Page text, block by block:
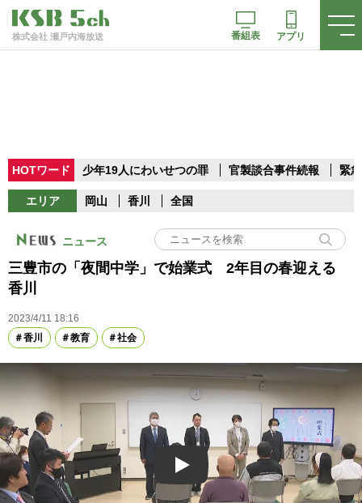
株式会社 瀬戸内海放送 番組表 アプリ
HOTワード 少年19人にわいせつの罪 官製談合事件続報 緊
エリア 岡山 香川 全国
ニュース
三豊市の「夜間中学」で始業式 2年目の春迎える
香川
2023/4/11 18:16
香川
教育 社会
Play